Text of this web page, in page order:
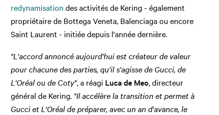
redynamisation des activités de Kering - également
propriétaire de Bottega Veneta, Balenciaga ou encore
Saint Laurent - initiée depuis l'année dernière.
"L'accord annoncé aujourd'hui est créateur de valeur
pour chacune des parties, qu'il s'agisse de Gucci, de
L'Oréal ou de Coty", a réagi Luca de Meo, directeur
général de Kering. "Il accélère la transition et permet à
Gucci et L'Oréal de préparer, avec un an d'avance, le